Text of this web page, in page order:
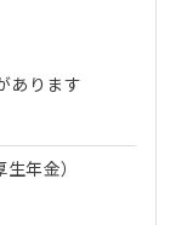
あります
年金）